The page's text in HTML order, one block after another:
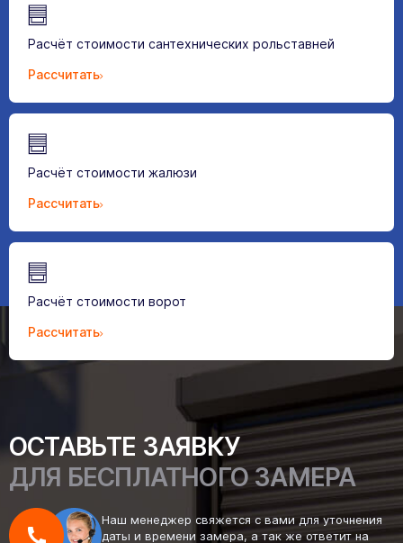
Расчёт стоимости сантехнических рольставней
Рассчитать
Расчёт стоимости жалюзи
Рассчитать
Расчёт стоимости ворот
Рассчитать
ОСТАВЬТЕ ЗАЯВКУ
ДЛЯ БЕСПЛАТНОГО ЗАМЕРА
Наш менеджер свяжется с вами для уточнения
даты и времени замера, а так же ответит на